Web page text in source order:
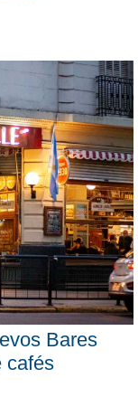
Bares
cafés